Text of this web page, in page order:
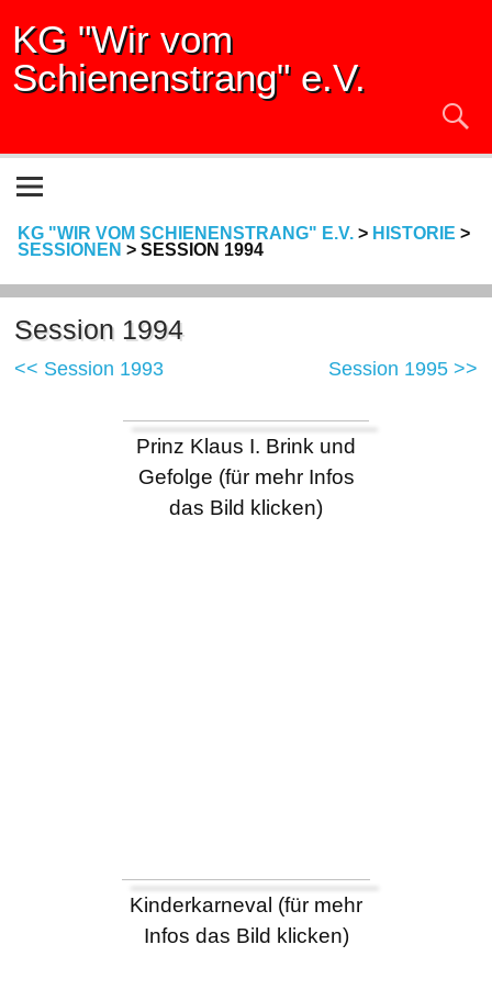
KG "Wir vom
Schienenstrang" e.V.
KG "WIR VOM SCHIENENSTRANG" E.V.> HISTORIE >
SESSIONEN > SESSION 1994
Session 1994
<< Session 1993 Session 1995 >>
Prinz Klaus I. Brink und
Gefolge (für mehr Infos
das Bild klicken)
Kinderkarneval (für mehr
Infos das Bild klicken)